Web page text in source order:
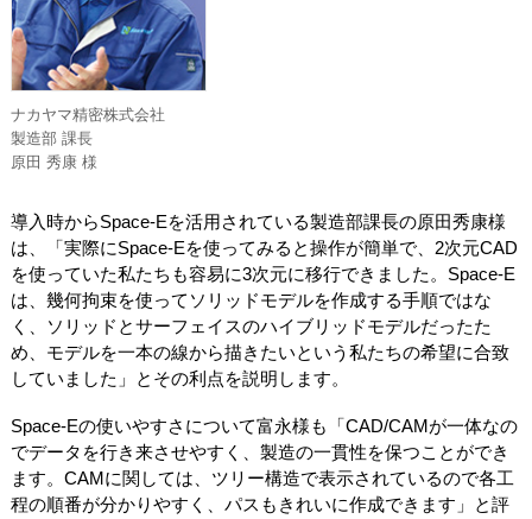
ナカヤマ精密株式会社
製造部 課長
原田 秀康 様
導入時からSpace-Eを活用されている製造部課長の原田秀康様
は、「実際にSpace-Eを使ってみると操作が簡単で、2次元CAD
を使っていた私たちも容易に3次元に移行できました。Space-E
は、幾何拘束を使ってソリッドモデルを作成する手順ではな
く、ソリッドとサーフェイスのハイブリッドモデルだったた
め、モデルを一本の線から描きたいという私たちの希望に合致
していました」とその利点を説明します。
Space-Eの使いやすさについて富永様も「CAD/CAMが一体なの
でデータを行き来させやすく、製造の一貫性を保つことができ
ます。CAMに関しては、ツリー構造で表示されているので各工
程の順番が分かりやすく、パスもきれいに作成できます」と評